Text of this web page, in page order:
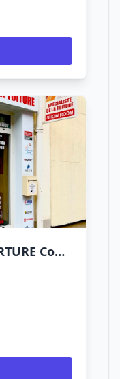
Entreprise ACF COUVERTURE Compagnon Couvreur Charpentier Zingueur 92 Société - Asnières